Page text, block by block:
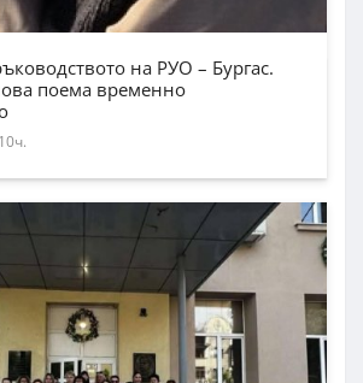
на РУО – Бургас.
поема временно